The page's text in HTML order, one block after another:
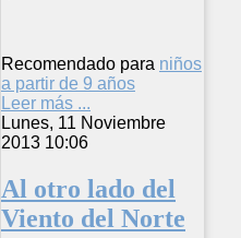
Recomendado para niños
a partir de 9 años
Leer más ...
Lunes, 11 Noviembre
2013 10:06
Al otro lado del
Viento del Norte